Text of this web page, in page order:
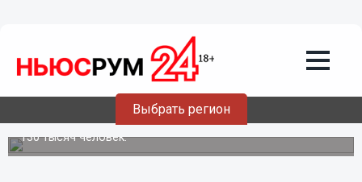
Выбрать регион
Владимир Путин приехал на свой
митинг в "Лужниках"
Кандидат в президенты от "Единой России" Владимир
Путин приехал на митинг в свою поддержку в "Лужники".
Под аплодисменты собравшихся он вышел на сцену,
расположенную в центре поля. На стадионе собралось
130 тысяч человек.